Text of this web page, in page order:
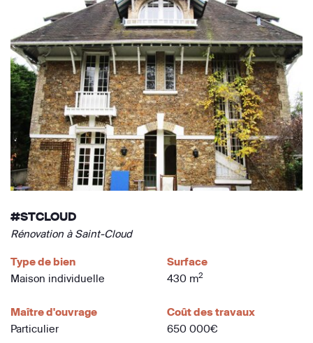
#STCLOUD
Rénovation à Saint-Cloud
Type de bien
Maison individuelle
Surface
430 m2
Maître d'ouvrage
Particulier
Coût des travaux
650 000€